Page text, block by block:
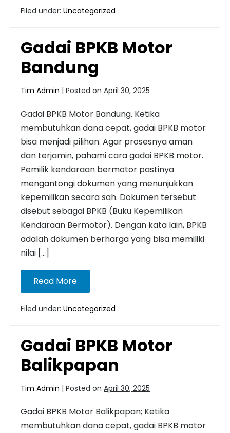
Filed under: Uncategorized
Gadai BPKB Motor
Bandung
Tim Admin | Posted on April 30, 2025
Gadai BPKB Motor Bandung. Ketika
membutuhkan dana cepat, gadai BPKB motor
bisa menjadi pilihan. Agar prosesnya aman
dan terjamin, pahami cara gadai BPKB motor.
Pemilik kendaraan bermotor pastinya
mengantongi dokumen yang menunjukkan
kepemilikan secara sah. Dokumen tersebut
disebut sebagai BPKB (Buku Kepemilikan
Kendaraan Bermotor). Dengan kata lain, BPKB
adalah dokumen berharga yang bisa memiliki
nilai […]
Read More
Filed under: Uncategorized
Gadai BPKB Motor
Balikpapan
Tim Admin | Posted on April 30, 2025
Gadai BPKB Motor Balikpapan; Ketika
membutuhkan dana cepat, gadai BPKB motor